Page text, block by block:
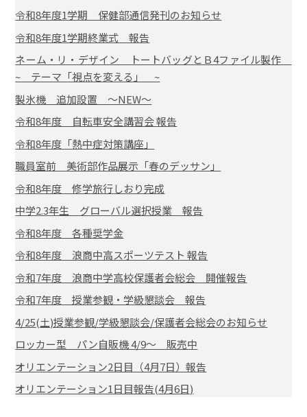
令和8年度1学期 保健部通信発刊のお知らせ
令和8年度1学期終業式 報告
ネーム・リ・デザイン トートバッグとＢ4ファイル製作
~ テーマ「視点を変える」 ~
製氷機 追加設置 ～NEW～
令和8年度 自転車安全講習会 報告
令和8年度「熱中症対策講座」
職員室前 美術部作品展示「春のデッサン」
令和8年度 修学旅行しおり完成
中学2.3年生 グローバル選択授業 報告
令和8年度 各種奨学金
令和8年度 浪商中高スポーツテスト 報告
令和7年度 浪商中学高校保護者会総会 開催報告
令和7年度 授業参観・学級懇談会 報告
4/25(土)授業参観/学級懇談会/保護者会総会のお知らせ
ロッカー型 パン自販機 4/9～ 販売中
オリエンテーション2日目（4月7日）報告
オリエンテーション1日目報告(4月6日)